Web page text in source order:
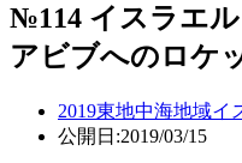
№114 イスラエ
アビブへのロケ
2019東地中海地域イ
公開日:2019/03/15